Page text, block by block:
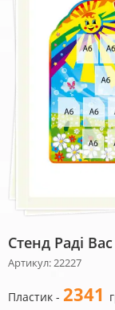
Cтенд Раді
Артикул: 22227
Пластик - 2341